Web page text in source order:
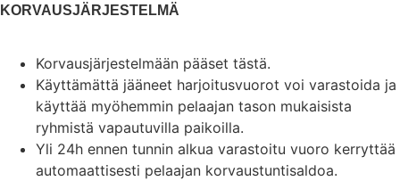
KORVAUSJÄRJESTELMÄ
Korvausjärjestelmään pääset tästä.
Käyttämättä jääneet harjoitusvuorot voi varastoida ja
käyttää myöhemmin pelaajan tason mukaisista
ryhmistä vapautuvilla paikoilla.
Yli 24h ennen tunnin alkua varastoitu vuoro kerryttää
automaattisesti pelaajan korvaustuntisaldoa.